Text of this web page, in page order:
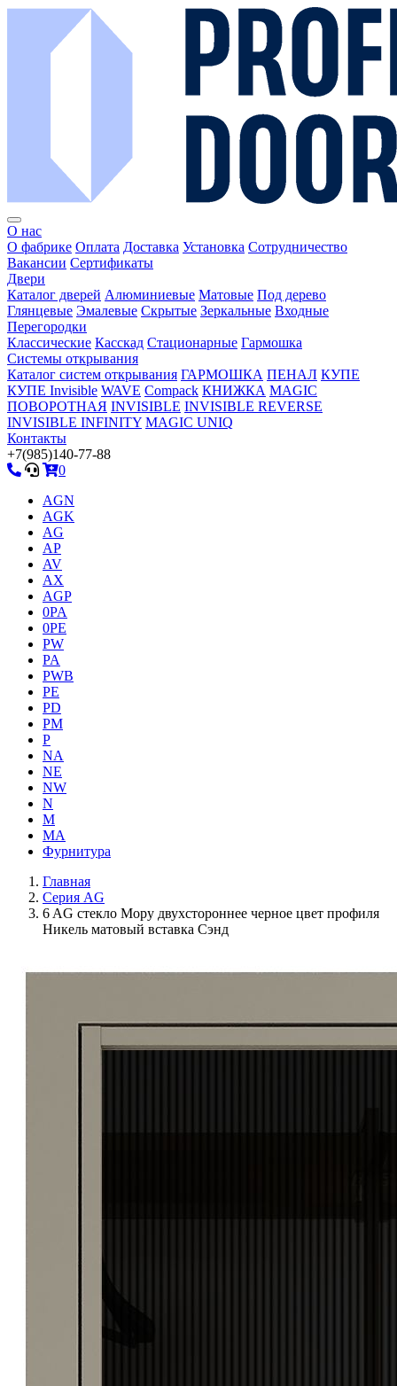
О нас
О фабрике Оплата Доставка Установка Сотрудничество
Вакансии Сертификаты
Двери
Каталог дверей Алюминиевые Матовые Под дерево
Глянцевые Эмалевые Скрытые Зеркальные Входные
Перегородки
Классические Касскад Стационарные Гармошка
Системы открывания
Каталог систем открывания ГАРМОШКА ПЕНАЛ КУПЕ
КУПЕ Invisible WAVE Compack КНИЖКА MAGIC
ПОВОРОТНАЯ INVISIBLE INVISIBLE REVERSE
INVISIBLE INFINITY MAGIC UNIQ
Контакты
+7(985)140-77-88
0
AGN
AGK
AG
AP
AV
AX
AGP
0PA
0PE
PW
PA
PWB
PE
PD
PM
P
NA
NE
NW
N
M
MA
Фурнитура
Главная
Серия AG
6 AG стекло Мору двухстороннее черное цвет профиля
Никель матовый вставка Сэнд